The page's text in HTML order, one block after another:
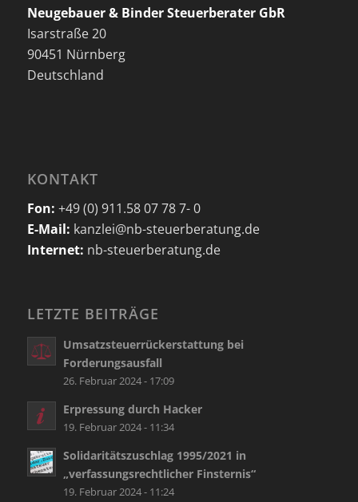
Neugebauer & Binder Steuerberater GbR
Isarstraße 20
90451 Nürnberg
Deutschland
KONTAKT
Fon: +49 (0) 911.58 07 78 7- 0
E-Mail: kanzlei@nb-steuerberatung.de
Internet: nb-steuerberatung.de
LETZTE BEITRÄGE
Umsatzsteuerrückerstattung bei
Forderungsausfall
26. Februar 2024 - 17:09
Erpressung durch Hacker
19. Februar 2024 - 11:34
Solidaritätszuschlag 1995/2021 in
„verfassungsrechtlicher Finsternis“
19. Februar 2024 - 11:24